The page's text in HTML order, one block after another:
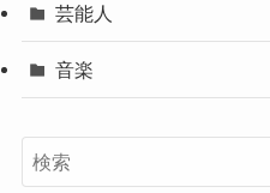
芸能人
音楽